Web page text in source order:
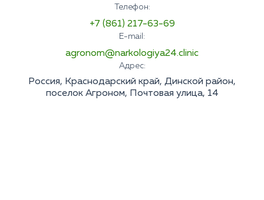
Телефон:
+7 (861) 217-63-69
E-mail:
agronom@narkologiya24.clinic
Адрес:
Россия, Краснодарский край, Динской район,
поселок Агроном, Почтовая улица, 14